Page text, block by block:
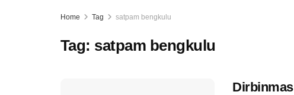
Home Tag satpam bengkulu
Tag: satpam bengkulu